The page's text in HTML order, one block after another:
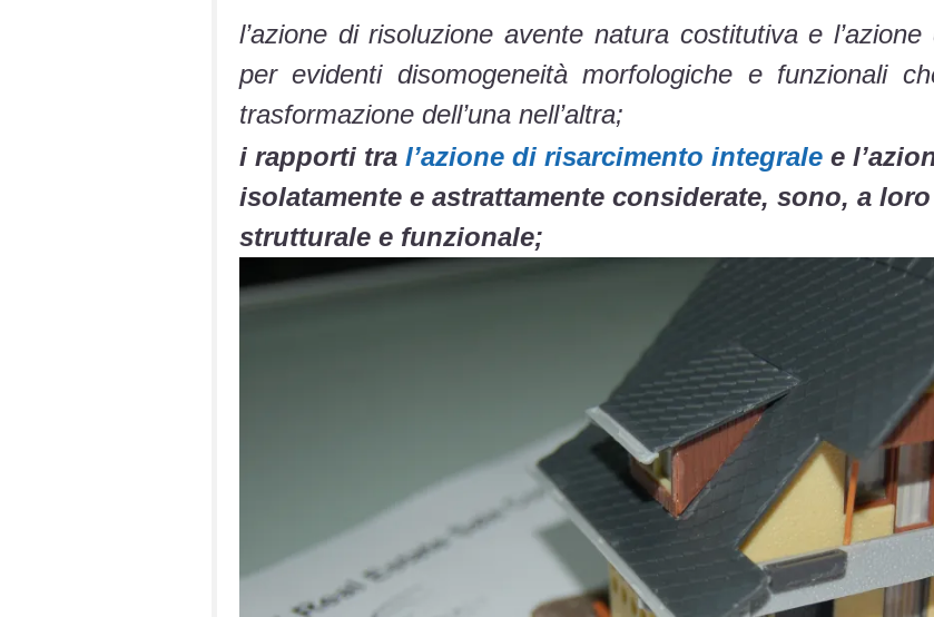
l’azione di risoluzione avente natura costitutiva e
per evidenti disomogeneità morfologiche e funzionali
trasformazione dell’una nell’altra;
i rapporti tra l’azione di risarcimento integralee
isolatamente e astrattamente considerate, sono, a
strutturale e funzionale;